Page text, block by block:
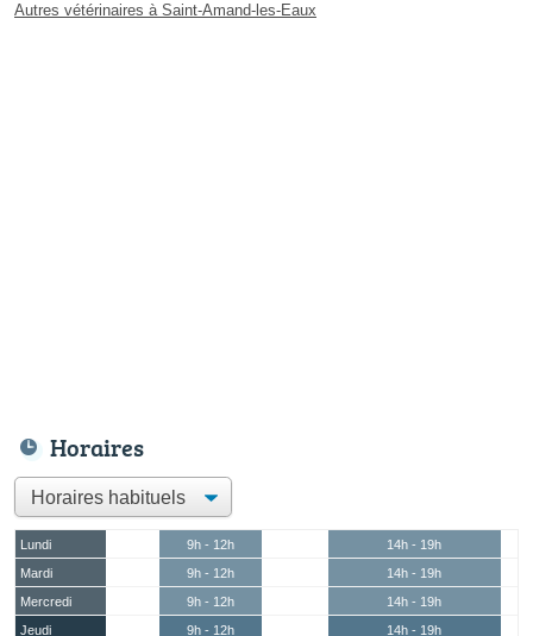
Autres vétérinaires à Saint-Amand-les-Eaux
Horaires
Lundi 9h - 12h
14h - 19h
Mardi
9h - 12h
14h - 19h
Mercredi
9h - 12h
14h - 19h
Jeudi
9h - 12h
14h - 19h